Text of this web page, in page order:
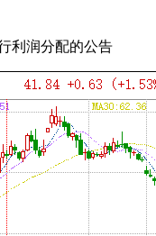
利润分配的公告